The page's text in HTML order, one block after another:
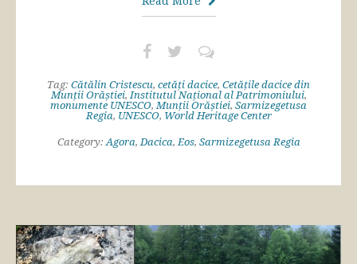
Tag: Cătălin Cristescu, cetăți dacice, Cetățile dacice din
Munții Orăștiei,Institutul Național al Patrimoniului,
monumente UNESCO,Munții Orăștiei, Sarmizegetusa
Regia, UNESCO, World Heritage Center
Category:Agora,Dacica,Eos, Sarmizegetusa Regia